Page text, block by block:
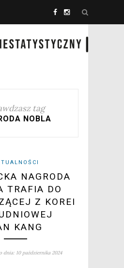
tag
NOBLA
NAGRODA
TRAFIA DO
Z KOREI
KANG
dnia: 10 października 2024